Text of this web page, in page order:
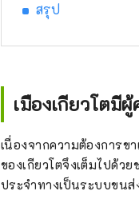
สรุป
เมืองเกียวโตมี
เนื่องจากความต้องการข
ของเกียวโตจึงเต็มไปด้ว
ประจำทางเป็นระบบขน